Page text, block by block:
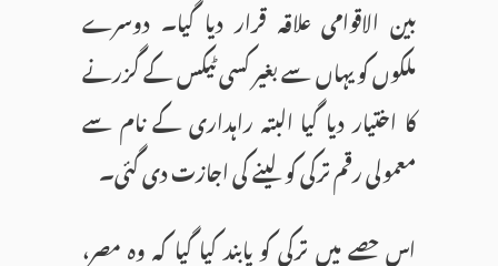
بین الاقوامی علاقہ قرار دیا گیا۔ دوسرے
ملکوں کو یہاں سے بغیر کسی ٹیکس کے گزرنے
کا اختیار دیا گیا البتہ راہداری کے نام سے
معمولی رقم ترکی کو لینے کی اجازت دی گئی۔
اس حصے میں ترکی کو پابند کیا گیا کہ وہ مصر،